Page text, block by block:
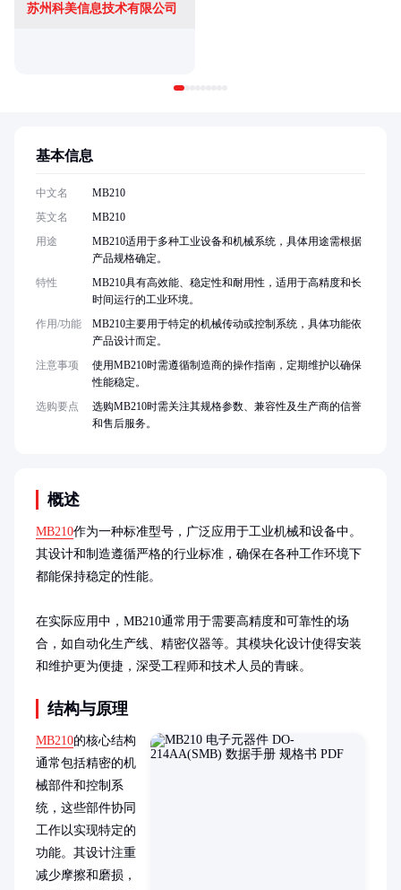
苏州科美信息技术有限公司
概述
MB210作为一种标准型号，广泛应用于工业机械和设备中。
其设计和制造遵循严格的行业标准，确保在各种工作环境下
都能保持稳定的性能。
在实际应用中，MB210通常用于需要高精度和可靠性的场
合，如自动化生产线、精密仪器等。其模块化设计使得安装
和维护更为便捷，深受工程师和技术人员的青睐。
结构与原理
MB210的核心结构
通常包括精密的机
械部件和控制系
统，这些部件协同
工作以实现特定的
功能。其设计注重
减少摩擦和磨损，
基本信息
中文名
MB210
英文名
MB210
用途
MB210适用于多种工业设备和机械系统，具体用途需根据
产品规格确定。
特性
MB210具有高效能、稳定性和耐用性，适用于高精度和长
时间运行的工业环境。
作用/功能
MB210主要用于特定的机械传动或控制系统，具体功能依
产品设计而定。
注意事项
使用MB210时需遵循制造商的操作指南，定期维护以确保
性能稳定。
选购要点
选购MB210时需关注其规格参数、兼容性及生产商的信誉
和售后服务。